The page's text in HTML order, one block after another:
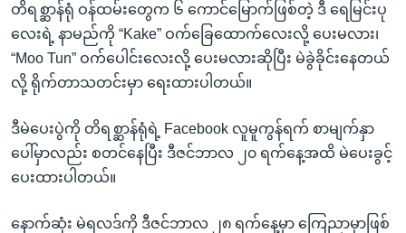
တိရစ္ဆာန်ရုံ ဝန်ထမ်းတွေက ၆ ကောင်မြောက်ဖြစ်တဲ့ ဒီ ရေမြင်းပု
လေးရဲ့ နာမည်ကို “Kake” ဝက်ခြေထောက်လေးလို့ ပေးမလား၊
“Moo Tun” ဝက်ပေါင်းလေးလို့ ပေးမလားဆိုပြီး မဲခွဲခိုင်းနေတယ်
လို့ ရိုက်တာသတင်းမှာ ရေးထားပါတယ်။
ဒီမဲပေးပွဲကို တိရစ္ဆာန်ရုံရဲ့ Facebook လူမူကွန်ရက် စာမျက်နှာ
ပေါ်မှာလည်း စတင်နေပြီး ဒီဇင်ဘာလ ၂၀ ရက်နေ့အထိ မဲပေးခွင့်
ပေးထားပါတယ်။
နောက်ဆုံး မဲရလဒ်ကို ဒီဇင်ဘာလ ၂၈ ရက်နေ့မှာ ကြေညာမှာဖြစ်